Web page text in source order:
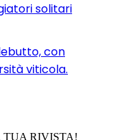
solitari
con
viticola.
RIVISTA!